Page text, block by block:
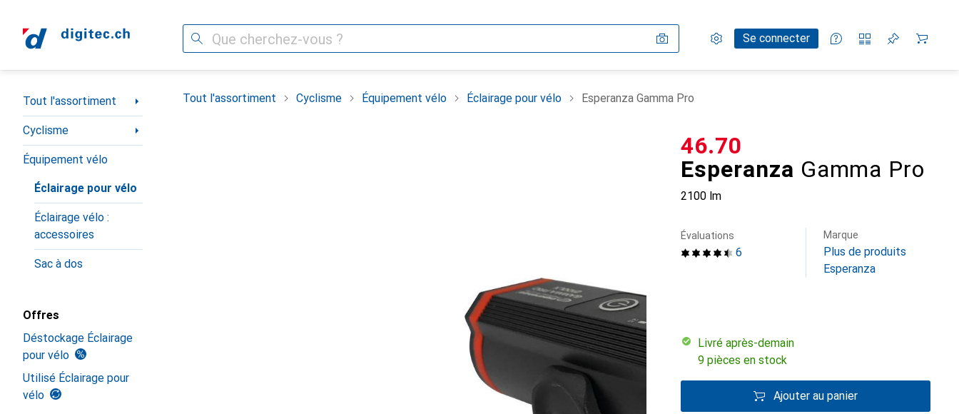
Recherche Paramètres
Compte clientSe connecter
Listes de comparaison
Listes d'envies
Panier
Navigation par catégorie
Tout l'assortiment
Cyclisme
Équipement vélo
Éclairage pour vélo
Éclairage vélo :
accessoires
Sac à dos
Offres
Déstockage Éclairage
pour vélo
Utilisé Éclairage pour
vélo
Tout l'assortiment Cyclisme Équipement vélo Éclairage pour vélo Esperanza Gamma Pro
Esperanza Gamma Pro
2100 lm
CHF
46.70
6
Évaluations Marque
Plus de produits
Esperanza
Livré après-demain
9 pièces en stock
Ajouter au panier